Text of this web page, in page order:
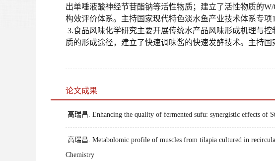
出单唾液酸神经节苷酯钠等活性物质；建立了活性物质的W/
构效评价体系。主持国家现代特色淡水鱼产业技术体系专项1
3.食品风味化学研究主要开展传统水产品风味形成机理与
质的形成途径，建立了快速调味酱的快速发酵技术。主持国
论文成果
高瑞昌. Enhancing the quality of fermented sufu: synergistic effects of
高瑞昌. Metabolomic profile of muscles from tilapia cultured in
Chemistry